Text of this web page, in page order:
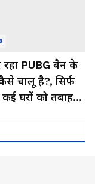
PUBG बैन के
चालू है?, सिर्फ
घरों को तबाह